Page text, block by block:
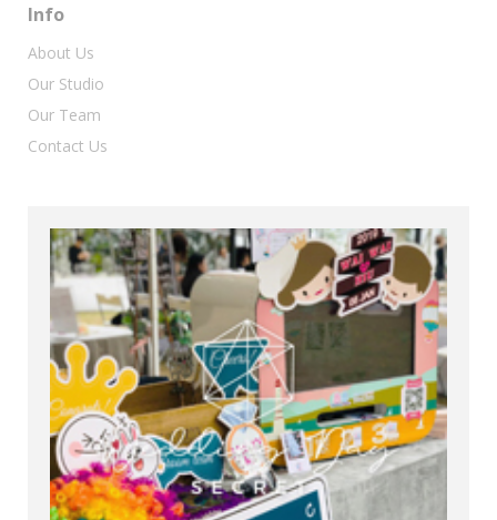
Info
About Us
Our Studio
Our Team
Contact Us